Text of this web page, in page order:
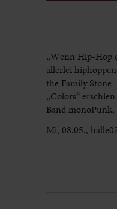
„Wenn Hip-Hop
allerlei
the Family Stone
„Colors“
Band
Mi, 08.05.,